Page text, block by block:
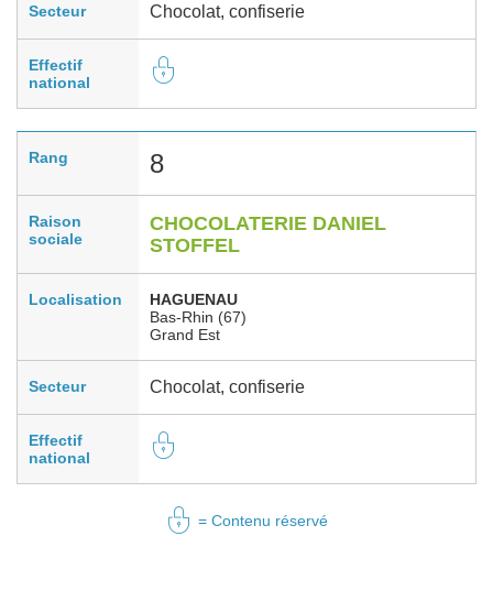
Secteur Chocolat, confiserie
Effectif
national
Rang 8
Raison
sociale
CHOCOLATERIE DANIEL
STOFFEL
Localisation
HAGUENAU
Bas-Rhin (67)
Grand Est
Secteur Chocolat, confiserie
Effectif
national
= Contenu réservé